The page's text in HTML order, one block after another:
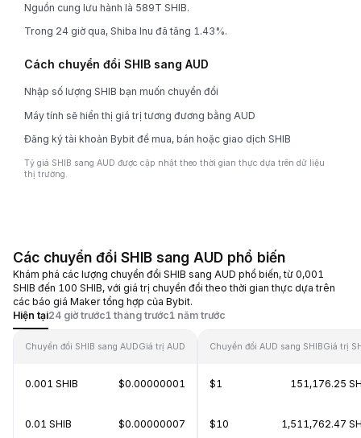
Nguồn cung lưu hành là 589T SHIB.
Trong 24 giờ qua, Shiba Inu đã tăng 1.43%.
Cách chuyển đổi SHIB sang AUD
Nhập số lượng SHIB bạn muốn chuyển đổi
Máy tính sẽ hiển thị giá trị tương đương bằng AUD
Đăng ký tài khoản Bybit để mua, bán hoặc giao dịch SHIB
Tỷ giá SHIB sang AUD được cập nhật theo thời gian thực dựa trên dữ liệu
thị trường.
Các chuyển đổi SHIB sang AUD phổ biến
Khám phá các lượng chuyển đổi SHIB sang AUD phổ biến, từ 0,001
SHIB đến 100 SHIB, với giá trị chuyển đổi theo thời gian thực dựa trên
các báo giá Maker tổng hợp của Bybit.
Hiện tại24 giờ trước1 tháng trước1 năm trước
Chuyển đổi SHIB sang AUDGiá trị AUD
0.001 SHIB $0.00000001
0.01 SHIB $0.00000007
Chuyển đổi AUD sang SHIBGiá trị
$1 151,176.25
$10 1,511,762.47